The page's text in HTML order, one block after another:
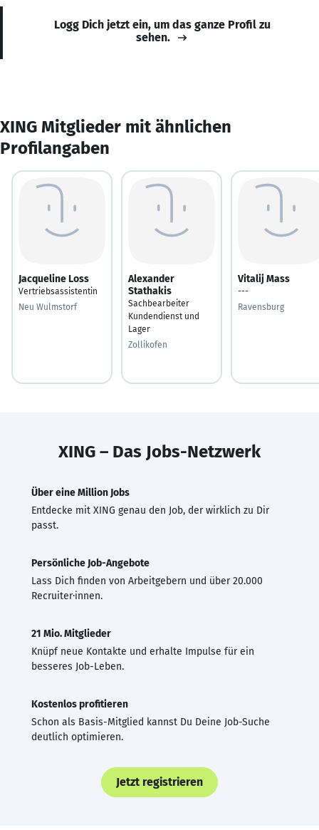
Logg Dich jetzt ein, um das ganze Profil zu
sehen.
XING Mitglieder mit ähnlichen
Profilangaben
Jacqueline Loss
Vertriebsassistentin
Neu Wulmstorf
Alexander
Stathakis
Sachbearbeiter
Kundendienst und
Lager
Zollikofen
Vitalij Mass
---
Ravensburg
XING – Das Jobs-Netzwerk
Über eine Million Jobs
Entdecke mit XING genau den Job, der wirklich zu Dir
passt.
Persönliche Job-Angebote
Lass Dich finden von Arbeitgebern und über 20.000
Recruiter·innen.
21 Mio. Mitglieder
Knüpf neue Kontakte und erhalte Impulse für ein
besseres Job-Leben.
Kostenlos profitieren
Schon als Basis-Mitglied kannst Du Deine Job-Suche
deutlich optimieren.
Jetzt registrieren